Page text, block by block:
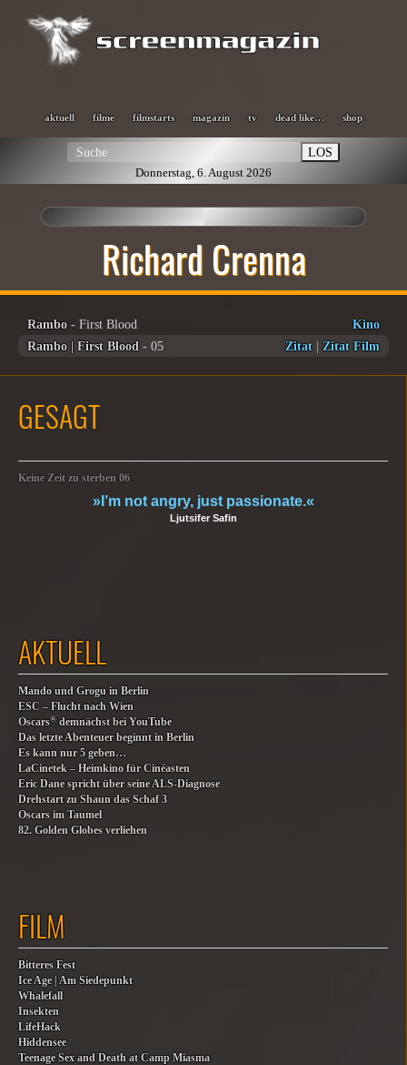
aktuell filme filmstarts magazin tv dead like… shop
LOS
Donnerstag, 6. August 2026
Richard Crenna
Rambo - First Blood
Kino
Rambo | First Blood - 05 Zitat | Zitat Film
GESAGT
Keine Zeit zu sterben 06
»I’m not angry, just passionate.«
Ljutsifer Safin
AKTUELL
Mando und Grogu in Berlin
ESC – Flucht nach Wien
Oscars® demnächst bei YouTube
Das letzte Abenteuer beginnt in Berlin
Es kann nur 5 geben…
LaCinetek – Heimkino für Cinéasten
Eric Dane spricht über seine ALS-Diagnose
Drehstart zu Shaun das Schaf 3
Oscars im Taumel
82. Golden Globes verliehen
FILM
Bitteres Fest
Ice Age | Am Siedepunkt
Whalefall
Insekten
LifeHack
Hiddensee
Teenage Sex and Death at Camp Miasma